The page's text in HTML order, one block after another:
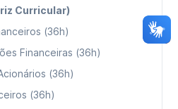
Curricular)
(36h)
Financeiras (36h)
(36h)
(36h)